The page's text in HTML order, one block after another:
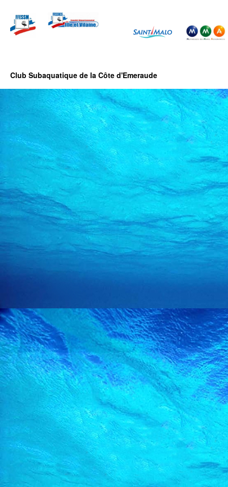
Club Subaquatique de la Côte d'Emeraude